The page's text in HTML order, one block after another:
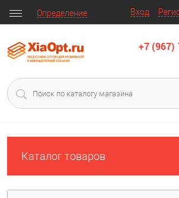
Вход
Определение
+7 (967)
Каталог товаров